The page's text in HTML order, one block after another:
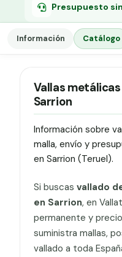
Presupuesto
Información Catálogo
Vallas
Sarrion
Información sobre
malla, envío y
en Sarrion (Teruel).
Si buscas vallado
en Sarrion, en
permanente y
suministra mallas,
vallado a toda